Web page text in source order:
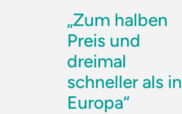
„Zum halben
Preis und
dreimal
schneller als in
Europa“